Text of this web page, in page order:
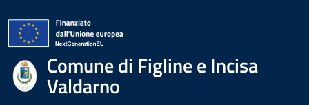
Comune di Figline e Incisa
Valdarno